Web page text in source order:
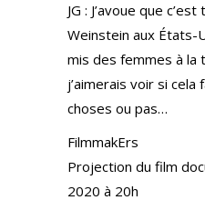
JG : J’avoue que
Weinstein aux États-
mis des femmes à
j’aimerais voir si cela
choses ou pas…
FilmmakErs
Projection du film
2020 à 20h